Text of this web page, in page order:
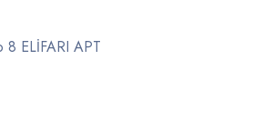
8 ELİFARI APT